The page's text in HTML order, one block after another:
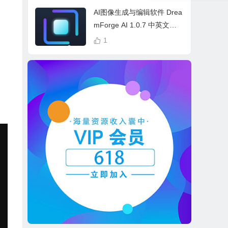
AI图像生成与编辑软件 Drea
mForge AI 1.0.7 中英文多
语言 Win 本地离线运行
1